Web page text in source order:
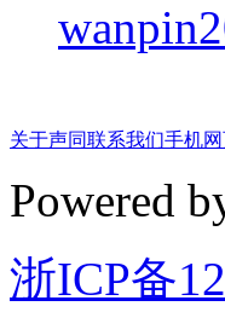
关于声同联系我们手机网
Powered
浙ICP备